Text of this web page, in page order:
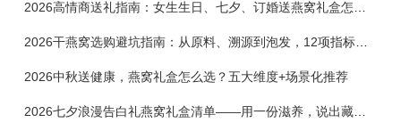
2026干燕窝选购避坑指南：从原料、溯源到泡发，12项指标判断靠谱燕窝
2026中秋送健康，燕窝礼盒怎么选？五大维度+场景化推荐
2026七夕浪漫告白礼燕窝礼盒清单——用一份滋养，说出藏在心底的爱